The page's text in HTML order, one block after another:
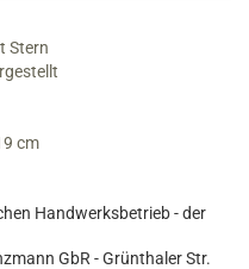
Stern
cm
Handwerksbetrieb - der
GbR - Grünthaler Str.